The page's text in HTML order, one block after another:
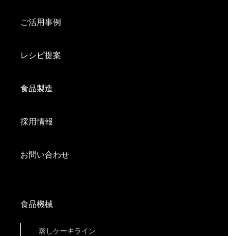
ご活用事例
レシピ提案
食品製造
採用情報
お問い合わせ
食品機械
蒸しケーキライン